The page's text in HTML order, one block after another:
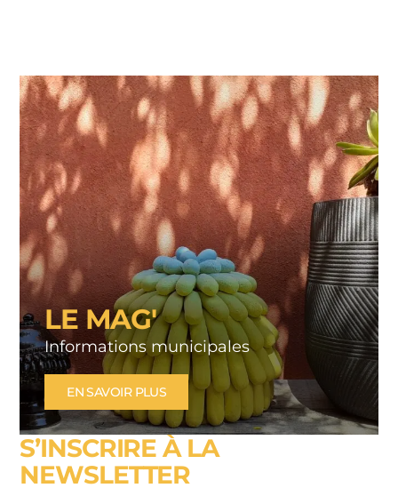
LE MAG'
Informations municipales
EN SAVOIR PLUS
S’INSCRIRE À LA
NEWSLETTER